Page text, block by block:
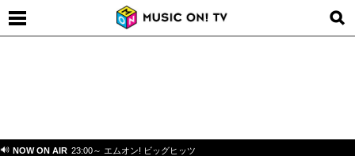
NOW ON AIR 23:00～ エムオン! ビッグヒッツ